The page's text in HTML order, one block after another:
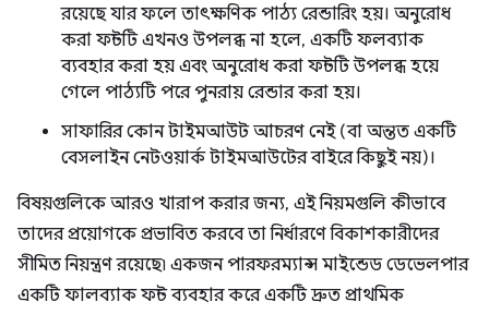
রয়েছে যার ফলে তাৎক্ষণিক পাঠ্য রেন্ডারিং হয়। অনুরোধ
করা ফন্টটি এখনও উপলব্ধ না হলে, একটি ফলব্যাক
ব্যবহার করা হয় এবং অনুরোধ করা ফন্টটি উপলব্ধ হয়ে
গেলে পাঠ্যটি পরে পুনরায় রেন্ডার করা হয়।
সাফারির কোন টাইমআউট আচরণ নেই (বা অন্তত একটি
বেসলাইন নেটওয়ার্ক টাইমআউটের বাইরে কিছুই নয়)।
বিষয়গুলিকে আরও খারাপ করার জন্য, এই নিয়মগুলি কীভাবে
তাদের প্রয়োগকে প্রভাবিত করবে তা নির্ধারণে বিকাশকারীদের
সীমিত নিয়ন্ত্রণ রয়েছে৷ একজন পারফরম্যান্স মাইন্ডেড ডেভেলপার
একটি ফালব্যাক ফন্ট ব্যবহার করে একটি দ্রুত প্রাথমিক